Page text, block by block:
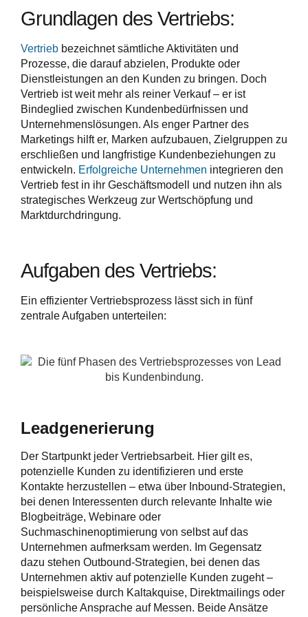
Grundlagen des Vertriebs:
Vertrieb bezeichnet sämtliche Aktivitäten und
Prozesse, die darauf abzielen, Produkte oder
Dienstleistungen an den Kunden zu bringen. Doch
Vertrieb ist weit mehr als reiner Verkauf – er ist
Bindeglied zwischen Kundenbedürfnissen und
Unternehmenslösungen. Als enger Partner des
Marketings hilft er, Marken aufzubauen, Zielgruppen zu
erschließen und langfristige Kundenbeziehungen zu
entwickeln. Erfolgreiche Unternehmen integrieren den
Vertrieb fest in ihr Geschäftsmodell und nutzen ihn als
strategisches Werkzeug zur Wertschöpfung und
Marktdurchdringung.
Aufgaben des Vertriebs:
Ein effizienter Vertriebsprozess lässt sich in fünf
zentrale Aufgaben unterteilen:
Leadgenerierung
Der Startpunkt jeder Vertriebsarbeit. Hier gilt es,
potenzielle Kunden zu identifizieren und erste
Kontakte herzustellen – etwa über Inbound-Strategien,
bei denen Interessenten durch relevante Inhalte wie
Blogbeiträge, Webinare oder
Suchmaschinenoptimierung von selbst auf das
Unternehmen aufmerksam werden. Im Gegensatz
dazu stehen Outbound-Strategien, bei denen das
Unternehmen aktiv auf potenzielle Kunden zugeht –
beispielsweise durch Kaltakquise, Direktmailings oder
persönliche Ansprache auf Messen. Beide Ansätze